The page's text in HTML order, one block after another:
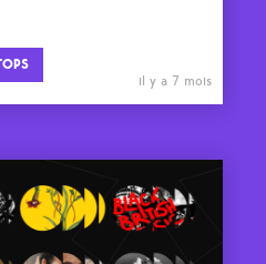
il y a 7 mois